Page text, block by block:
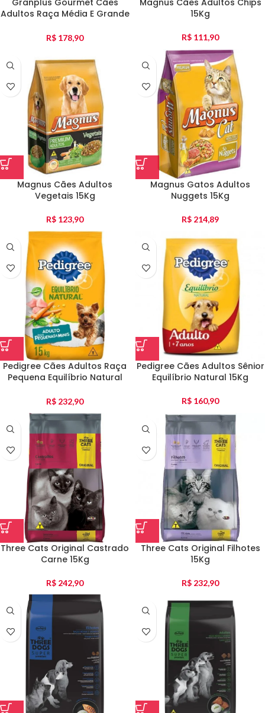
Granplus Gourmet Cães
Adultos Raça Média E Grande
R$ 178,90
Magnus Cães Adultos Chips
15Kg
R$ 111,90
Magnus Cães Adultos
Vegetais 15Kg
R$ 123,90
Magnus Gatos Adultos
Nuggets 15Kg
R$ 214,89
Pedigree Cães Adultos Raça
Pequena Equilíbrio Natural
R$ 232,90
Pedigree Cães Adultos Sênior
Equilíbrio Natural 15Kg
R$ 160,90
Three Cats Original Castrado
Carne 15Kg
R$ 242,90
Three Cats Original Filhotes
15Kg
R$ 232,90